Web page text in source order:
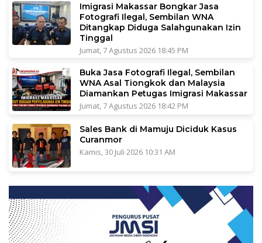
Imigrasi Makassar Bongkar Jasa
Fotografi Ilegal, Sembilan WNA
Ditangkap Diduga Salahgunakan Izin
Tinggal
Jumat, 7 Agustus 2026 18:45 PM
Buka Jasa Fotografi Ilegal, Sembilan
WNA Asal Tiongkok dan Malaysia
Diamankan Petugas Imigrasi Makassar
Jumat, 7 Agustus 2026 18:42 PM
Sales Bank di Mamuju Diciduk Kasus
Curanmor
Kamis, 30 Juli 2026 10:31 AM